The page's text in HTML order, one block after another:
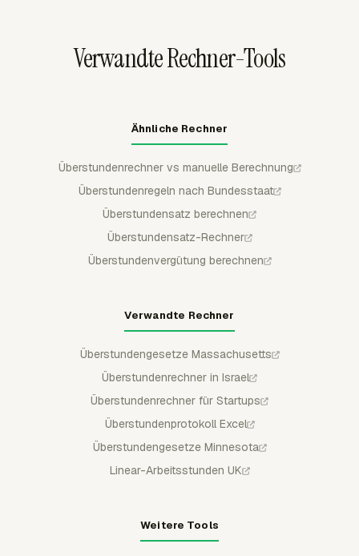
Verwandte Rechner-Tools
Ähnliche Rechner
Überstundenrechner vs manuelle Berechnung
Überstundenregeln nach Bundesstaat
Überstundensatz berechnen
Überstundensatz-Rechner
Überstundenvergütung berechnen
Verwandte Rechner
Überstundengesetze Massachusetts
Überstundenrechner in Israel
Überstundenrechner für Startups
Überstundenprotokoll Excel
Überstundengesetze Minnesota
Linear-Arbeitsstunden UK
Weitere Tools